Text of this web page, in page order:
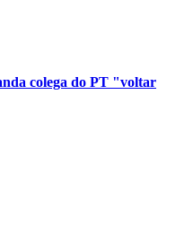
colega do PT "voltar